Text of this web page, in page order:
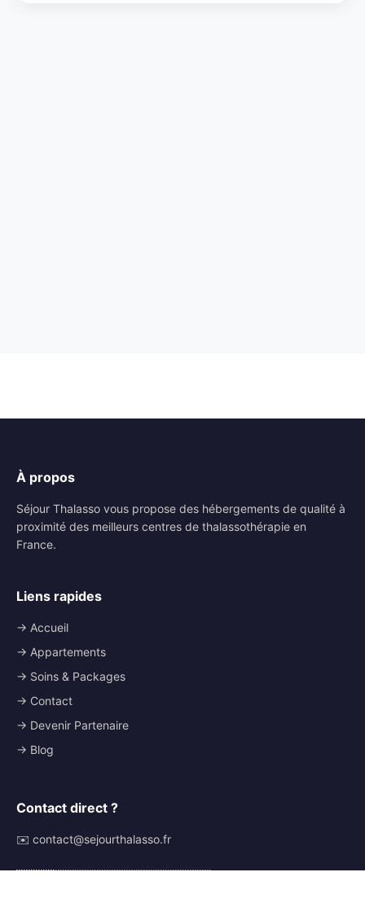
À propos
Séjour Thalasso vous propose des hébergements de qualité à
proximité des meilleurs centres de thalassothérapie en
France.
Liens rapides
→ Accueil
→ Appartements
→ Soins & Packages
→ Contact
→ Devenir Partenaire
→ Blog
Contact direct ?
✉️ contact@sejourthalasso.fr